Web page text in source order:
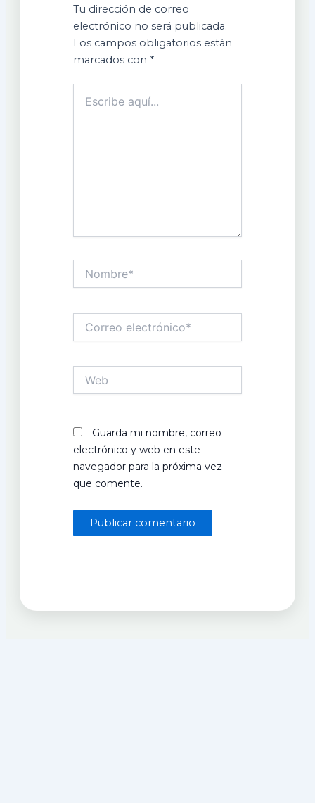
Tu dirección de correo
electrónico no será publicada.
Los campos obligatorios están
marcados con *
aquí...
electrónico*
Guarda mi nombre, correo
electrónico y web en este
navegador para la próxima vez
que comente.